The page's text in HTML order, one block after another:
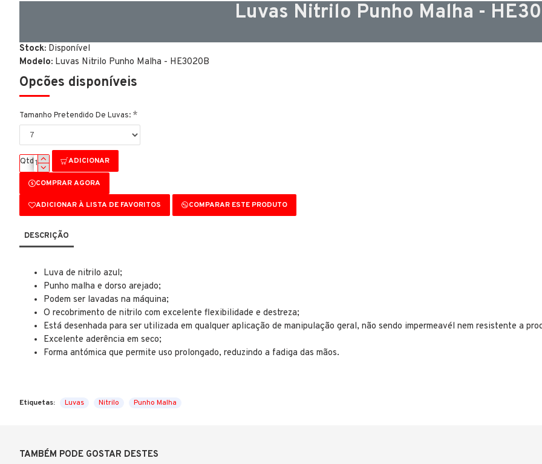
Luvas Nitrilo Punho Malha -
Stock: Disponível
Modelo: Luvas Nitrilo Punho Malha - HE3020B
Opcões disponíveis
Tamanho Pretendido De Luvas:
Qtd ADICIONAR
COMPRAR AGORA
ADICIONAR À LISTA DE FAVORITOS COMPARAR ESTE PRODUTO
DESCRIÇÃO
Luva de nitrilo azul;
Punho malha e dorso arejado;
Podem ser lavadas na máquina;
O recobrimento de nitrilo com excelente flexibilidade e destreza;
Está desenhada para ser utilizada em qualquer aplicação de manipulação geral, não sendo impermeavél nem resistente a
Excelente aderência em seco;
Forma antómica que permite uso prolongado, reduzindo a fadiga das mãos.
Etiquetas: Luvas Nitrilo Punho Malha
TAMBÉM PODE GOSTAR DESTES